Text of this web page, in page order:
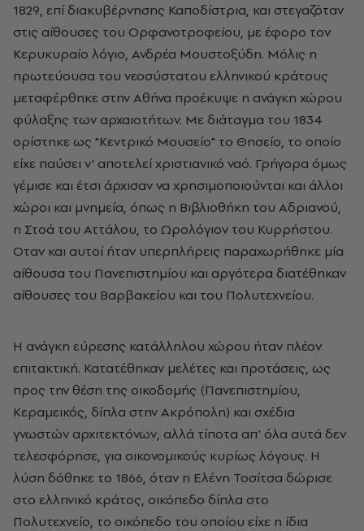
1829, επί διακυβέρνησης Καποδίστρια, και στεγαζόταν
στις αίθουσες του Ορφανοτροφείου, με έφορο τον
Κερυκυραίο λόγιο, Ανδρέα Μουστοξύδη. Μόλις η
πρωτεύουσα του νεοσύστατου ελληνικού κράτους
μεταφέρθηκε στην Αθήνα προέκυψε η ανάγκη χώρου
φύλαξης των αρχαιοτήτων. Με διάταγμα του 1834
ορίστηκε ως "Κεντρικό Μουσείο" το Θησείο, το οποίο
είχε παύσει ν' αποτελεί χριστιανικό ναό. Γρήγορα όμως
γέμισε και έτσι άρχισαν να χρησιμοποιούνται και άλλοι
χώροι και μνημεία, όπως η Βιβλιοθήκη του Αδριανού,
η Στοά του Αττάλου, το Ωρολόγιον του Κυρρήστου.
Οταν και αυτοί ήταν υπερπλήρεις παραχωρήθηκε μία
αίθουσα του Πανεπιστημίου και αργότερα διατέθηκαν
αίθουσες του Βαρβακείου και του Πολυτεχνείου.
Η ανάγκη εύρεσης κατάλληλου χώρου ήταν πλέον
επιτακτική. Κατατέθηκαν μελέτες και προτάσεις, ως
προς την θέση της οικοδομής (Πανεπιστημίου,
Κεραμεικός, δίπλα στην Ακρόπολη) και σχέδια
γνωστών αρχιτεκτόνων, αλλά τίποτα απ' όλα αυτά δεν
τελεσφόρησε, για οικονομικούς κυρίως λόγους. Η
λύση δόθηκε το 1866, όταν η Ελένη Τοσίτσα δώρισε
στο ελληνικό κράτος, οικόπεδο δίπλα στο
Πολυτεχνείο, το οικόπεδο του οποίου είχε η ίδια